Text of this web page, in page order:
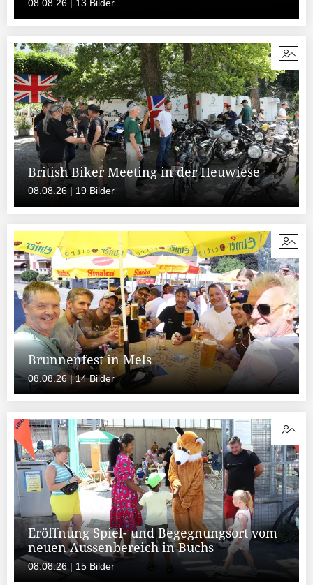
08.08.26 | 13 Bilder
British Biker Meeting in der Heuwiese
08.08.26 | 19 Bilder
Brunnenfest in Mels
08.08.26 | 14 Bilder
Eröffnung Spiel- und Begegnungsort vom
neuen Aussenbereich in Buchs
08.08.26 | 15 Bilder